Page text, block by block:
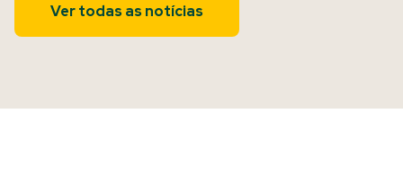
Ver todas as notícias